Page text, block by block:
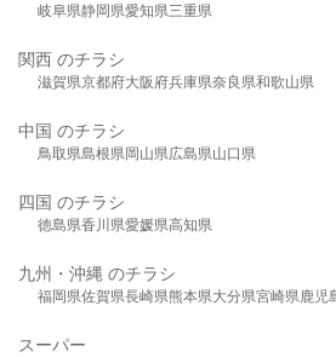
岐阜県静岡県愛知県三重県
関西 のチラシ
滋賀県京都府大阪府兵庫県奈良県和歌山県
中国 のチラシ
鳥取県島根県岡山県広島県山口県
四国 のチラシ
徳島県香川県愛媛県高知県
九州・沖縄 のチラシ
福岡県佐賀県長崎県熊本県大分県宮崎県鹿児
スーパー